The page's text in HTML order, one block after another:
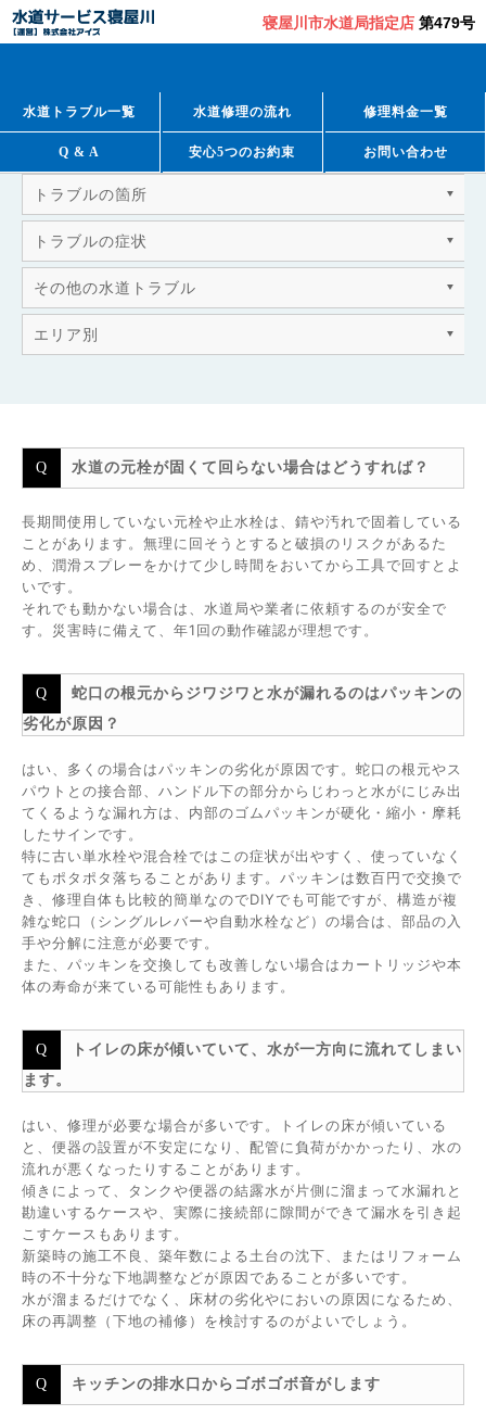
寝屋川市水道局指定店 第479号
水道トラブル一覧 水道修理の流れ 修理料金一覧
Q & A 安心5つのお約束 お問い合わせ
トラブルの箇所
トラブルの症状
その他の水道トラブル
エリア別
水道の元栓が固くて回らない場合はどうすれば？
長期間使用していない元栓や止水栓は、錆や汚れで固着している
ことがあります。無理に回そうとすると破損のリスクがあるた
め、潤滑スプレーをかけて少し時間をおいてから工具で回すとよ
いです。
それでも動かない場合は、水道局や業者に依頼するのが安全で
す。災害時に備えて、年1回の動作確認が理想です。
蛇口の根元からジワジワと水が漏れるのはパッキンの
劣化が原因？
はい、多くの場合はパッキンの劣化が原因です。蛇口の根元やス
パウトとの接合部、ハンドル下の部分からじわっと水がにじみ出
てくるような漏れ方は、内部のゴムパッキンが硬化・縮小・摩耗
したサインです。
特に古い単水栓や混合栓ではこの症状が出やすく、使っていなく
てもポタポタ落ちることがあります。パッキンは数百円で交換で
き、修理自体も比較的簡単なのでDIYでも可能ですが、構造が複
雑な蛇口（シングルレバーや自動水栓など）の場合は、部品の入
手や分解に注意が必要です。
また、パッキンを交換しても改善しない場合はカートリッジや本
体の寿命が来ている可能性もあります。
トイレの床が傾いていて、水が一方向に流れてしまい
ます。
はい、修理が必要な場合が多いです。トイレの床が傾いている
と、便器の設置が不安定になり、配管に負荷がかかったり、水の
流れが悪くなったりすることがあります。
傾きによって、タンクや便器の結露水が片側に溜まって水漏れと
勘違いするケースや、実際に接続部に隙間ができて漏水を引き起
こすケースもあります。
新築時の施工不良、築年数による土台の沈下、またはリフォーム
時の不十分な下地調整などが原因であることが多いです。
水が溜まるだけでなく、床材の劣化やにおいの原因になるため、
床の再調整（下地の補修）を検討するのがよいでしょう。
キッチンの排水口からゴボゴボ音がします